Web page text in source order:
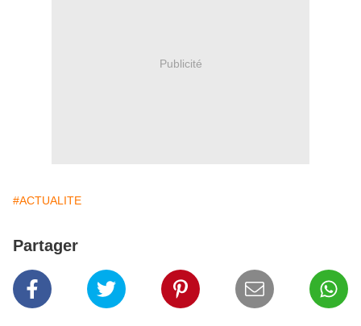
Publicité
#ACTUALITE
Partager